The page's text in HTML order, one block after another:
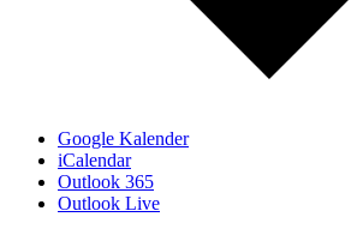
Google Kalender
iCalendar
Outlook 365
Outlook Live